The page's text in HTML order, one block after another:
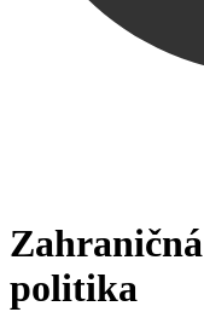
Zahraničná
politika